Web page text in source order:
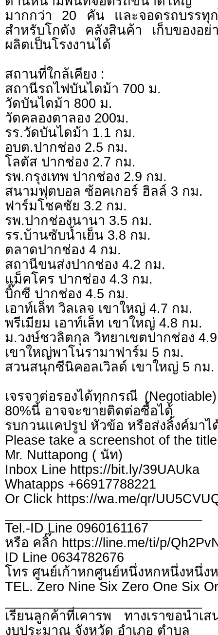
มากกว่า 20 คัน และจอดรถบรร
สำหรับโกดัง คลังสินค้า เก็บของอย่
ผลิตเป็นโรงงานได้
สถานที่ใกล้เคียง :
สถานีรถไฟบันไดม้า 700 ม.
วัดบันไดม้า 800 ม.
วัดคลองตาลอง 200ม.
รร.วัดบันไดม้า 1.1 กม.
อบต.ปากช่อง 2.5 กม.
โลตัส ปากช่อง 2.7 กม.
รพ.กรุงเทพ ปากช่อง 2.9 กม.
สนามฟุตบอล ซ้อคเกอร์ ฮิลล์ 3 กม.
ฟาร์มโชคชัย 3.2 กม.
รพ.ปากช่องนานา 3.5 กม.
รร.บ้านซับน้ำเย็น 3.8 กม.
ตลาดปากช่อง 4 กม.
สถานีขนส่งปากช่อง 4.2 กม.
แม็คโคร ปากช่อง 4.3 กม.
บิ๊กซี ปากช่อง 4.5 กม.
เอาท์เล็ท วิลเลจ เขาใหญ่ 4.7 กม.
พรีเมียม เอาท์เล็ท เขาใหญ่ 4.8 กม.
ม.วงษ์ชวลิตกุล วิทยาเขตปากช่อง
เขาใหญ่พาโนรามาฟาร์ม 5 กม.
สวนสนุกซีนิคอลเวิลด์ เขาใหญ่ 5 กม.
เจรจาต่อรองได้ทุกกรณี
80%นี้ อาจจะขายติดต่อซื้อได้
รบกวนแคปรูป หัวข้อ หรือส่งลิ้งค์มาไ
Please take a screenshot of the
Mr. Nuttapong ( นัท)
Inbox Line https://bit.ly/39UAUka
Whatapps +66917788221
Or Click https://wa.me/qr/
Tel.-ID Line 0960161167
หรือ คลิ๊ก https://line.me/ti/p/
ID Line 0634782676
โทร ศูนย์เก้าหกศูนย์หนึ่งหกหนึ่งหนึ่ง
TEL. Zero Nine Six Zero One Six
เรียนลูกค้าที่เคารพ ทางเราขอนำเ
งบประมาณ จังหวัด อำเภอ ตำบล